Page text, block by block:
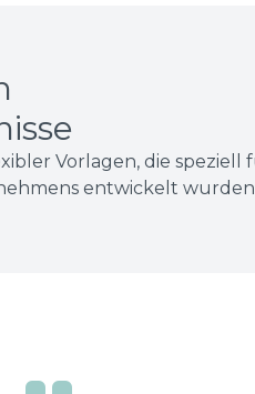
Vorlagen, die speziell
entwickelt